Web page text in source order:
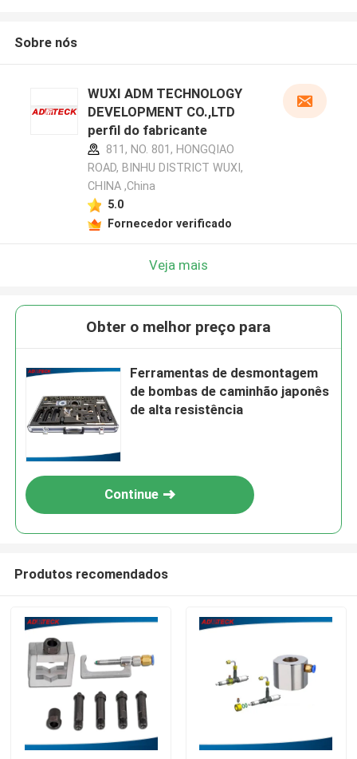
Casa
Sobre nós
WUXI ADM TECHNOLOGY
DEVELOPMENT CO.,LTD
perfil do fabricante
811, NO. 801, HONGQIAO
ROAD, BINHU DISTRICT WUXI,
CHINA ,China
5.0
Fornecedor verificado
Veja mais
Obter o melhor preço para
Ferramentas de desmontagem
de bombas de caminhão japonês
de alta resistência
Continue
Produtos recomendados